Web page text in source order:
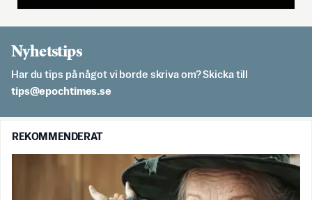
Nyhetstips
Har du tips på något vi borde skriva om? Skicka till
es.semithcope@spit
REKOMMENDERAT